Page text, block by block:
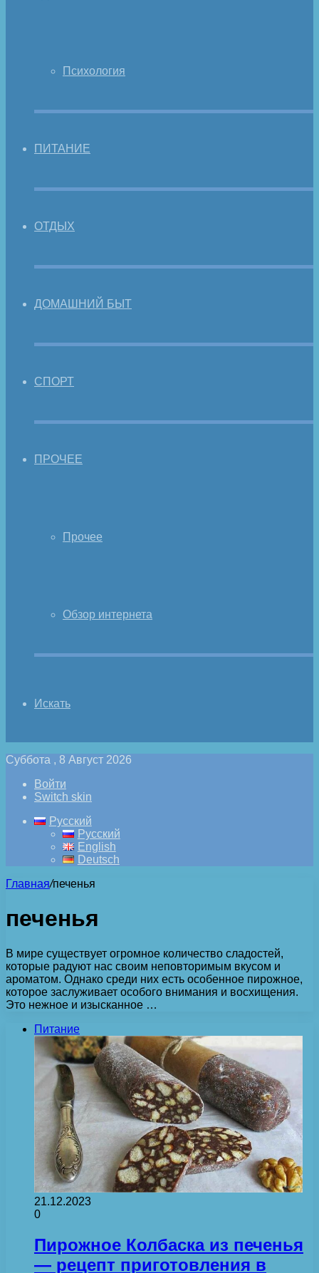
Психология
ПИТАНИЕ
ОТДЫХ
ДОМАШНИЙ БЫТ
СПОРТ
ПРОЧЕЕ
Прочее
Обзор интернета
Искать
Суббота , 8 Август 2026
Войти
Switch skin
Русский
Русский
English
Deutsch
Главная/печенья
печенья
В мире существует огромное количество сладостей,
которые радуют нас своим неповторимым вкусом и
ароматом. Однако среди них есть особенное пирожное,
которое заслуживает особого внимания и восхищения.
Это нежное и изысканное …
Питание
21.12.2023
0
Пирожное Колбаска из печенья
— рецепт приготовления в